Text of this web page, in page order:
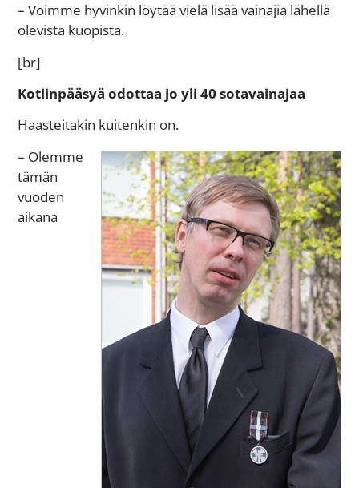
– Voimme hyvinkin löytää vielä lisää vainajia lähellä
olevista kuopista.
[br]
Kotiinpääsyä odottaa jo yli 40 sotavainajaa
Haasteitakin kuitenkin on.
– Olemme
tämän
vuoden
aikana